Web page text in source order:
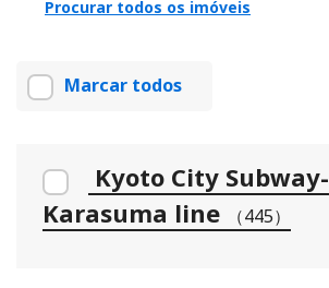
Procurar todos os imóveis
Marcar todos
Kyoto City Subway-
Karasuma line
（445）